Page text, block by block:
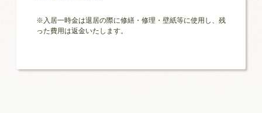
※入居一時金は退居の際に修繕・修理・壁紙等に使用し、残
った費用は返金いたします。